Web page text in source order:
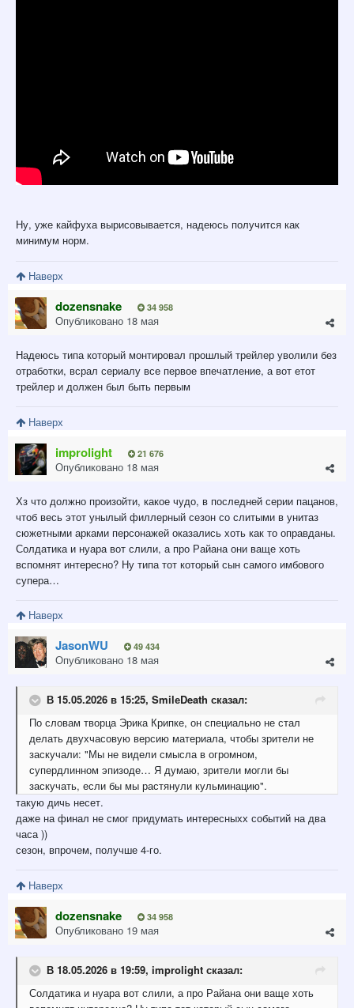
Ну, уже кайфуха вырисовывается, надеюсь получится как
минимум норм.
Наверх
dozensnake 34 958
Опубликовано 18 мая
Надеюсь типа который монтировал прошлый трейлер уволили без
отработки, всрал сериалу все первое впечатление, а вот етот
трейлер и должен был быть первым
Наверх
improlight 21 676
Опубликовано 18 мая
Хз что должно произойти, какое чудо, в последней серии пацанов,
чтоб весь этот унылый филлерный сезон со слитыми в унитаз
сюжетными арками персонажей оказались хоть как то оправданы.
Солдатика и нуара вот слили, а про Райана они ваще хоть
вспомнят интересно? Ну типа тот который сын самого имбового
супера…
Наверх
JasonWU 49 434
Опубликовано 18 мая
В 15.05.2026 в 15:25, SmilеDeath сказал:
По словам творца Эрика Крипке, он специально не стал
делать двухчасовую версию материала, чтобы зрители не
заскучали: "Мы не видели смысла в огромном,
супердлинном эпизоде… Я думаю, зрители могли бы
заскучать, если бы мы растянули кульминацию".
такую дичь несет.
даже на финал не смог придумать интересныхх событий на два
часа ))
сезон, впрочем, получше 4-го.
Наверх
dozensnake 34 958
Опубликовано 19 мая
В 18.05.2026 в 19:59, improlight сказал:
Солдатикаи нуара вот слили, а про Райана они ваще хоть